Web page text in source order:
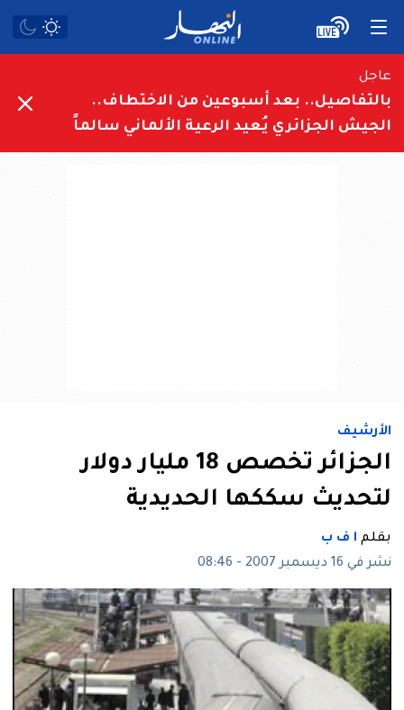
عاجل
بالتفاصيل.. بعد أسبوعين من الاختطاف..
الجيش الجزائري يُعيد الرعية الألماني سالماً
الأرشيف
الجزائر تخصص 18 مليار دولار
لتحديث سككها الحديدية
بقلم ا ف ب
نشر في 16 ديسمبر 2007 - 08:46